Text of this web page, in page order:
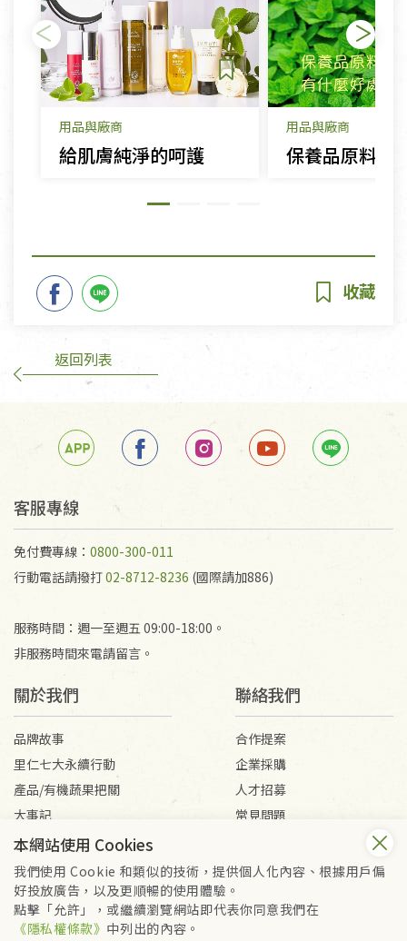
用品與廠商
給肌膚純淨的呵護
用品與廠商
返回列表
客服專線
免付費專線： 0800-300-011
行動電話請撥打02-8712-8236 (國際請加886)
服務時間：週一至週五 09:00-18:00。
非服務時間來電請留言。
關於我們
品牌故事
里仁七大永續行動
產品/有機蔬果把關
大事記
媒體報導
聯絡我們
合作提案
企業採購
人才招募
常見問題
會員服務條款
隱私權政策
Copyright © 2026 里仁事業股份有限公司(統編：16301262) /
本網站使用 Cookies
我們使用 Cookie 和類似的技術，提供個人化內容、根據用戶偏
好投放廣告，以及更順暢的使用體驗。
點擊「允許」，或繼續瀏覽網站即代表你同意我們在
《隱私權條款》 中列出的內容。